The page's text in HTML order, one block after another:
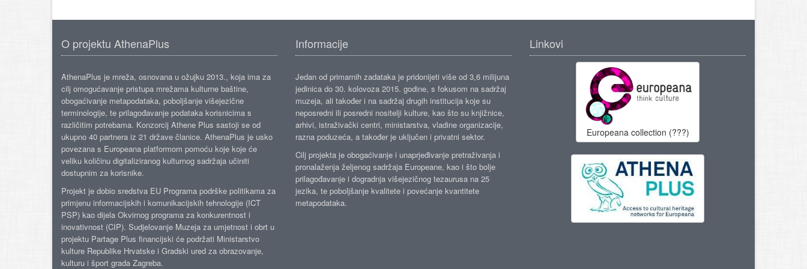
O projektu AthenaPlus
AthenaPlus je mreža, osnovana u ožujku 2013., koja ima za
cilj omogućavanje pristupa mrežama kulturne baštine,
obogaćivanje metapodataka, poboljšanje višejezične
terminologije, te prilagođavanje podataka korisnicima s
različitim potrebama. Konzorcij Athene Plus sastoji se od
ukupno 40 partnera iz 21 države članice. AthenaPlus je usko
povezana s Europeana platformom pomoću koje koje će
veliku količinu digitaliziranog kulturnog sadržaja učiniti
dostupnim za korisnike.
Projekt je dobio sredstva EU Programa podrške politikama za
primjenu informacijskih i komunikacijskih tehnologije (ICT
PSP) kao dijela Okvirnog programa za konkurentnost i
inovativnost (CIP). Sudjelovanje Muzeja za umjetnost i obrt u
projektu Partage Plus financijski će podržati Ministarstvo
kulture Republike Hrvatske i Gradski ured za obrazovanje,
kulturu i šport grada Zagreba.
Informacije
Jedan od primarnih zadataka je pridonijeti više od 3,6 milijuna
jedinica do 30. kolovoza 2015. godine, s fokusom na sadržaj
muzeja, ali također i na sadržaj drugih institucija koje su
neposredni ili posredni nositelji kulture, kao što su knjižnice,
arhivi, istraživački centri, ministarstva, vladine organizacije,
razna poduzeća, a također je uključen i privatni sektor.
Cilj projekta je obogaćivanje i unaprjeđivanje pretraživanja i
pronalaženja željenog sadržaja Europeane, kao i što bolje
prilagođavanje i dogradnja višejezičnog tezaurusa na 25
jezika, te poboljšanje kvalitete i povećanje kvantitete
metapodataka.
Linkovi
Europeana collection (???)